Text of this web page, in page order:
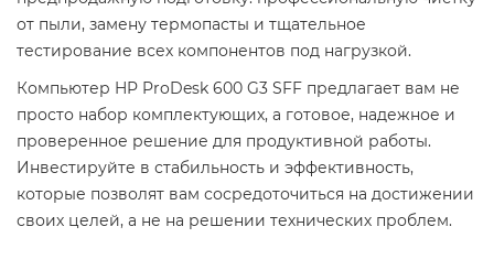
от пыли, замену термопасты и тщательное
тестирование всех компонентов под нагрузкой.
Компьютер HP ProDesk 600 G3 SFF предлагает вам не
просто набор комплектующих, а готовое, надежное и
проверенное решение для продуктивной работы.
Инвестируйте в стабильность и эффективность,
которые позволят вам сосредоточиться на достижении
своих целей, а не на решении технических проблем.